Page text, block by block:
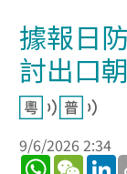
據報日
討出口
9/6/2026 2:34
WhatsApp